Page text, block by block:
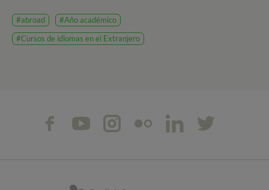
#abroad
#Año académico
#Cursos de idiomas en el Extranjero